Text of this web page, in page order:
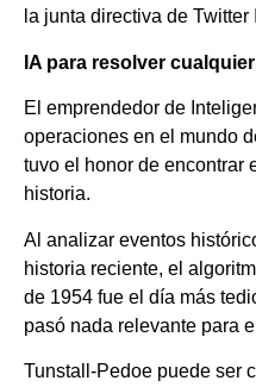
la junta directiva de Twitter
IA para resolver
El emprendedor de
operaciones en el mundo
tuvo el honor de encontrar
historia.
Al analizar eventos
historia reciente, el
de 1954 fue el día más
pasó nada relevante para
Tunstall-Pedoe puede ser